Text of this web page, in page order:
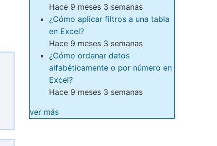
Hace 9 meses 3 semanas
¿Cómo aplicar filtros a una tabla
en Excel?
Hace 9 meses 3 semanas
¿Cómo ordenar datos
alfabéticamente o por número en
Excel?
Hace 9 meses 3 semanas
ver más